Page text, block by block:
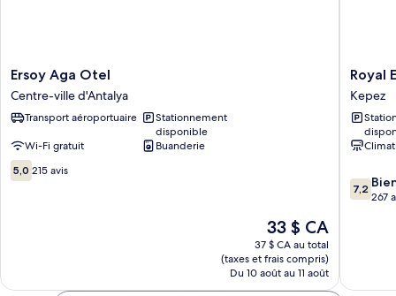
Ersoy
Aga
Otel
Centre-
d'Antalya
Ersoy Aga Otel
Centre-ville d'Antalya
Transport aéroportuaire
Stationnement
disponible
Wi-Fi gratuit
Buanderie
5.0
sur
5,0 215 avis
Le
prix
est
de
33 $ CA
33 $ CA
37 $ CA au total
(taxes et frais compris)
Du 10 août au 11 août
Royal
Ezel
Hotel
Kepez
Royal
Kepez
7.2
sur
7,2
267